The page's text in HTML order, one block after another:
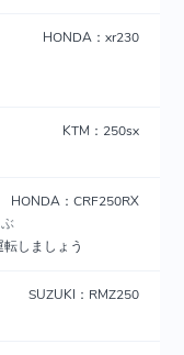
HONDA：xr230
KTM：250sx
HONDA：CRF250RX
しましょう
SUZUKI：RMZ250